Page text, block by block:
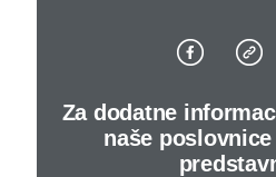
Za dodatne
naše